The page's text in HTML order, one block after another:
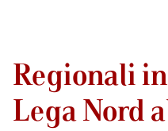
Regionali
Lega Nord